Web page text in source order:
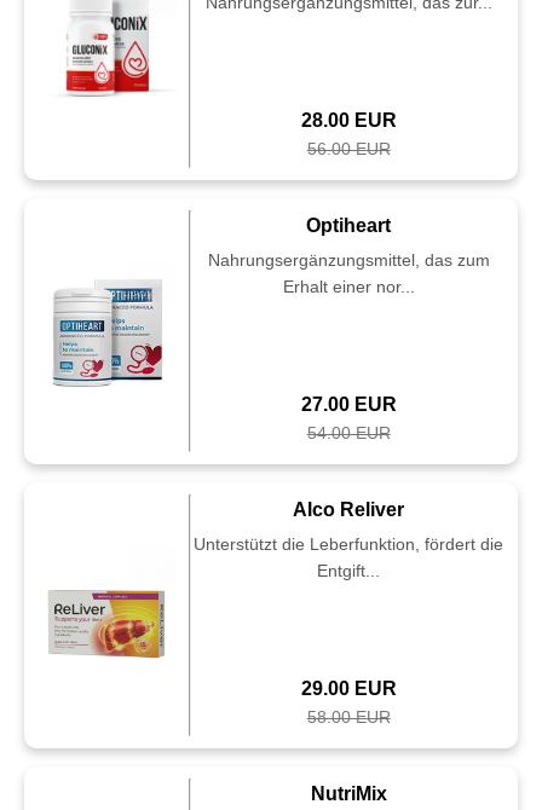
28.00 EUR
56.00 EUR
Optiheart
Nahrungsergänzungsmittel, das zum
Erhalt einer nor...
27.00 EUR
54.00 EUR
Alco Reliver
Unterstützt die Leberfunktion, fördert die
Entgift...
29.00 EUR
58.00 EUR
NutriMix